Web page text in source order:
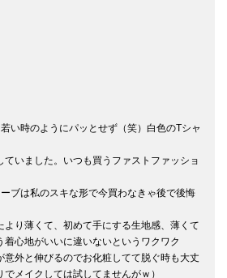
い時のようにパッとせず（笑）白色のTシャ
いました。いつも買うファストファッショ
ブは私のスキな形で今買わなきゃ後で後悔
より薄くて、初めて手にする生地感、薄くて
心地がいいに違いないというワクワク
意外と伸びるのでお化粧してて脱ぐ時も大丈
メイクしては試してませんがｗ）